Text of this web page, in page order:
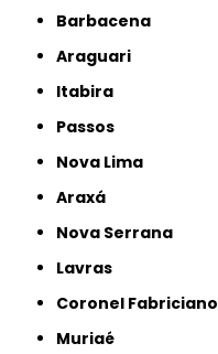
Barbacena
Araguari
Itabira
Passos
Nova Lima
Araxá
Nova Serrana
Lavras
Coronel Fabriciano
Muriaé